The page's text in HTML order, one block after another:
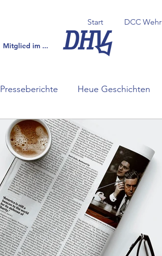
Start DCC Wehr
Mitglied im ...
Presseberichte Heue Geschichten